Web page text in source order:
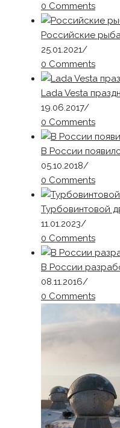
0 Comments
Российские
25.01.2021/
0 Comments
Lada Vesta
19.06.2017/
0 Comments
В России
05.10.2018/
0 Comments
Турбовинтовой
11.01.2023/
0 Comments
В России
08.11.2016/
0 Comments